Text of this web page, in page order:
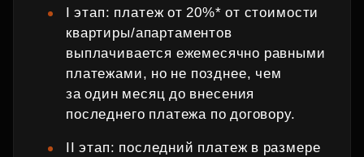
I этап: платеж от 20%* от стоимости
квартиры/апартаментов
выплачивается ежемесячно равными
платежами, но не позднее, чем
за один месяц до внесения
последнего платежа по договору.
II этап: последний платеж в размере